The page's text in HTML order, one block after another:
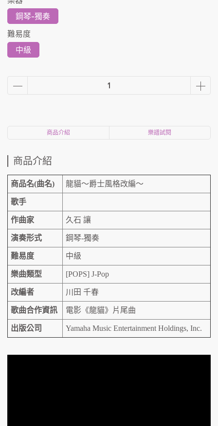
鋼琴-獨奏
難易度
中級
商品介紹 樂譜試閱
商品介紹
商品名(曲名) 龍貓～爵士風格改編～
歌手
作曲家 久石 讓
演奏形式 鋼琴-獨奏
難易度 中級
樂曲類型 [POPS] J-Pop
改編者 川田 千春
歌曲合作資訊 電影《龍貓》片尾曲
出版公司 Yamaha Music Entertainment Holdings, Inc.